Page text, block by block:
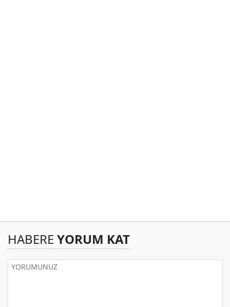
HABERE YORUM KAT